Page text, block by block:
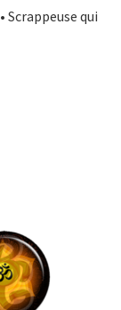
Scrappeuse qui